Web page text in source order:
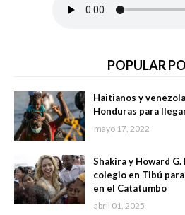
POPULAR
Haitianos y
Honduras para
mayo 17, 2022
Shakira y Howard
colegio en Tibú
en el Catatumbo
abril 01, 2025